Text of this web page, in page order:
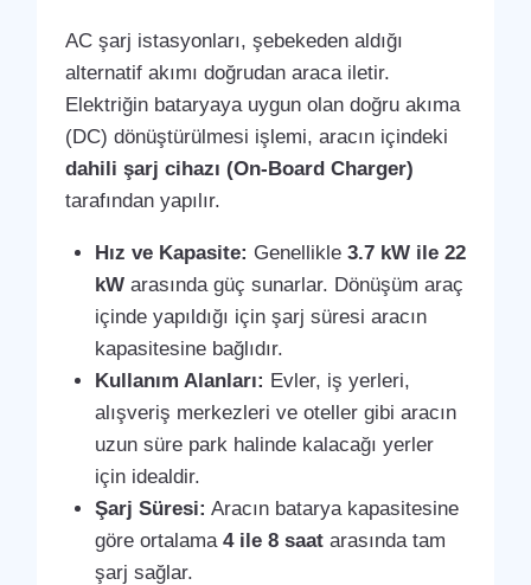
AC şarj istasyonları, şebekeden aldığı
alternatif akımı doğrudan araca iletir.
Elektriğin bataryaya uygun olan doğru akıma
(DC) dönüştürülmesi işlemi, aracın içindeki
dahili şarj cihazı (On-Board Charger)
tarafından yapılır.
Hız ve Kapasite: Genellikle3.7 kW ile 22
kW arasında güç sunarlar. Dönüşüm araç
içinde yapıldığı için şarj süresi aracın
kapasitesine bağlıdır.
Kullanım Alanları: Evler, iş yerleri,
alışveriş merkezleri ve oteller gibi aracın
uzun süre park halinde kalacağı yerler
için idealdir.
Şarj Süresi: Aracın batarya kapasitesine
göre ortalama4 ile 8 saat arasında tam
şarj sağlar.